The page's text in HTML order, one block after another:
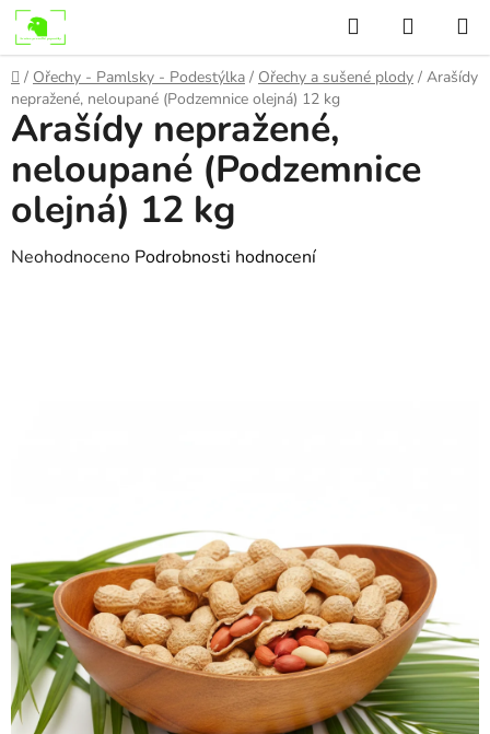
Přejít
na
obsah
Hledat
KOŠÍK
Domů
/ Ořechy - Pamlsky - Podestýlka / Ořechy a sušené plody / Arašídy
nepražené, neloupané (Podzemnice olejná) 12 kg
Arašídy nepražené,
neloupané (Podzemnice
olejná) 12 kg
Průměrné
Neohodnoceno Podrobnosti hodnocení